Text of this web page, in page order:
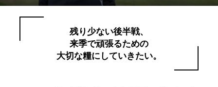
残り少ない後半戦、
来季で頑張るための
大切な糧にしていきたい。